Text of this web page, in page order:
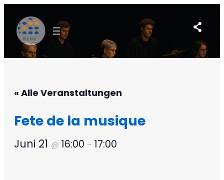
Inhalt
springen
« Alle Veranstaltungen
Fete de la musique
Juni 21 @ 16:00 – 17:00